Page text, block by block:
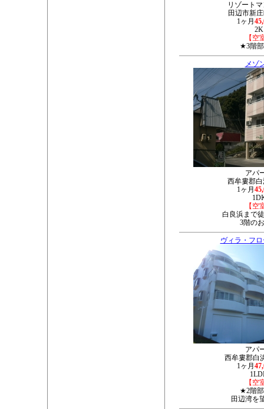
リゾート
田辺市新
1ヶ月
2K
【空
★3階
メゾ
アパ
西牟婁郡白
1ヶ月
【空
白良浜まで
3階の
ヴィラ・フ
アパ
西牟婁郡白
1ヶ月
【空
★2階
田辺湾を